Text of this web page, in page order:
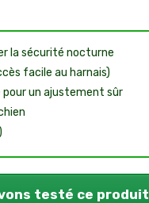
la sécurité nocturne
facile au harnais)
pour un ajustement sûr
testé ce produit